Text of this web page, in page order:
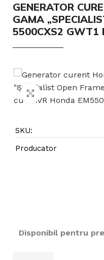
GENERATOR
GAMA
5500CXS2 GWT1
Click to enlarge
SKU:
Producator
Disponibil pentru